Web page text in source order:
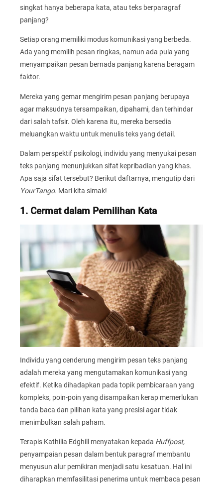
singkat hanya beberapa kata, atau teks berparagraf
panjang?
Setiap orang memiliki modus komunikasi yang berbeda.
Ada yang memilih pesan ringkas, namun ada pula yang
menyampaikan pesan bernada panjang karena beragam
faktor.
Mereka yang gemar mengirim pesan panjang berupaya
agar maksudnya tersampaikan, dipahami, dan terhindar
dari salah tafsir. Oleh karena itu, mereka bersedia
meluangkan waktu untuk menulis teks yang detail.
Dalam perspektif psikologi, individu yang menyukai pesan
teks panjang menunjukkan sifat kepribadian yang khas.
Apa saja sifat tersebut? Berikut daftarnya, mengutip dari
YourTango. Mari kita simak!
1. Cermat dalam Pemilihan Kata
Individu yang cenderung mengirim pesan teks panjang
adalah mereka yang mengutamakan komunikasi yang
efektif. Ketika dihadapkan pada topik pembicaraan yang
kompleks, poin-poin yang disampaikan kerap memerlukan
tanda baca dan pilihan kata yang presisi agar tidak
menimbulkan salah paham.
Terapis Kathilia Edghill menyatakan kepada Huffpost,
penyampaian pesan dalam bentuk paragraf membantu
menyusun alur pemikiran menjadi satu kesatuan. Hal ini
diharapkan memfasilitasi penerima untuk membaca pesan